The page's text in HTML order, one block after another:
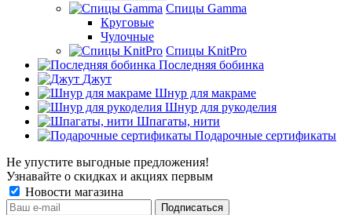
Спицы Gamma
Круговые
Чулочные
Спицы KnitPro
Последняя бобинка
Джут
Шнур для макраме
Шнур для рукоделия
Шпагаты, нити
Подарочные сертификаты
Не упустите выгодные предложения!
Узнавайте о скидках и акциях первым
Новости магазина